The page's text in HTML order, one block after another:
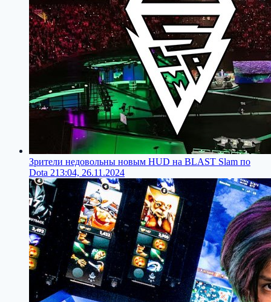
Зрители недовольны новым HUD на BLAST Slam по
Dota 213:04, 26.11.2024